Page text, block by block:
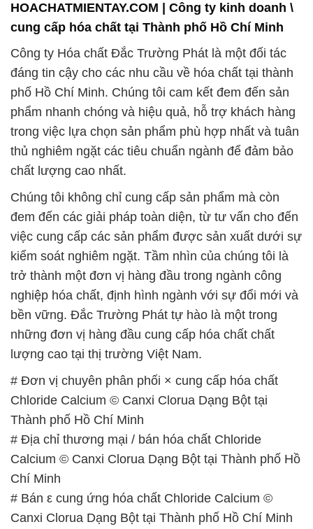
HOACHATMIENTAY.COM | Công ty kinh doanh \
cung cấp hóa chất tại Thành phố Hồ Chí Minh
Công ty Hóa chất Đắc Trường Phát là một đối tác
đáng tin cậy cho các nhu cầu về hóa chất tại thành
phố Hồ Chí Minh. Chúng tôi cam kết đem đến sản
phẩm nhanh chóng và hiệu quả, hỗ trợ khách hàng
trong việc lựa chọn sản phẩm phù hợp nhất và tuân
thủ nghiêm ngặt các tiêu chuẩn ngành để đảm bảo
chất lượng cao nhất.
Chúng tôi không chỉ cung cấp sản phẩm mà còn
đem đến các giải pháp toàn diện, từ tư vấn cho đến
việc cung cấp các sản phẩm được sản xuất dưới sự
kiểm soát nghiêm ngặt. Tầm nhìn của chúng tôi là
trở thành một đơn vị hàng đầu trong ngành công
nghiệp hóa chất, định hình ngành với sự đổi mới và
bền vững. Đắc Trường Phát tự hào là một trong
những đơn vị hàng đầu cung cấp hóa chất chất
lượng cao tại thị trường Việt Nam.
# Đơn vị chuyên phân phối × cung cấp hóa chất
Chloride Calcium © Canxi Clorua Dạng Bột tại
Thành phố Hồ Chí Minh
# Địa chỉ thương mại / bán hóa chất Chloride
Calcium © Canxi Clorua Dạng Bột tại Thành phố Hồ
Chí Minh
# Bán ε cung ứng hóa chất Chloride Calcium ©
Canxi Clorua Dạng Bột tại Thành phố Hồ Chí Minh